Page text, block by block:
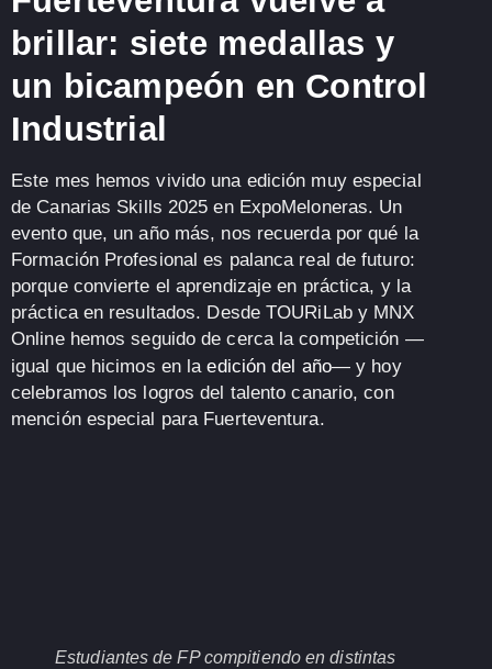
brillar: siete medallas y
un bicampeón en Control
Industrial
Este mes hemos vivido una edición muy especial
de Canarias Skills 2025 en ExpoMeloneras. Un
evento que, un año más, nos recuerda por qué la
Formación Profesional es palanca real de futuro:
porque convierte el aprendizaje en práctica, y la
práctica en resultados. DesdeTOURiLaby MNX
Onlinehemos seguido de cerca la competición —
igual que hicimos en laedición del año— y hoy
celebramos los logros del talento canario, con
mención especial para Fuerteventura.
Estudiantes de FP compitiendo en distintas